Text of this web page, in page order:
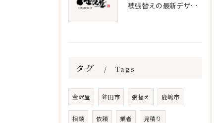
襖張替えの最新デザインとメンテナンス術
タグ Tags
金沢屋 鉾田市 張替え 鹿嶋市
相談 依頼 業者 見積り